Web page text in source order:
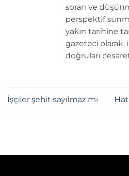
soran ve
perspektif
yakın tarihine
gazeteci olarak,
doğruları
İşçiler şehit sayılmaz mı